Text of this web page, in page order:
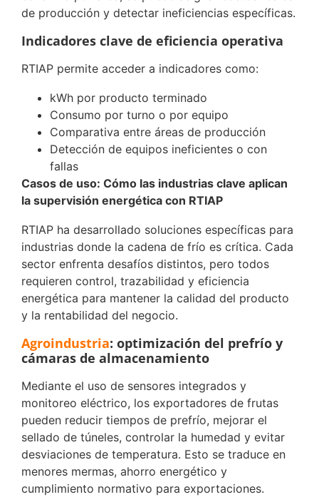
de producción y detectar ineficiencias específicas.
Indicadores clave de eficiencia operativa
RTIAP permite acceder a indicadores como:
kWh por producto terminado
Consumo por turno o por equipo
Comparativa entre áreas de producción
Detección de equipos ineficientes o con
fallas
Casos de uso: Cómo las industrias clave aplican
la supervisión energética con RTIAP
RTIAP ha desarrollado soluciones específicas para
industrias donde la cadena de frío es crítica. Cada
sector enfrenta desafíos distintos, pero todos
requieren control, trazabilidad y eficiencia
energética para mantener la calidad del producto
y la rentabilidad del negocio.
Agroindustria: optimización del prefrío y
cámaras de almacenamiento
Mediante el uso de sensores integrados y
monitoreo eléctrico, los exportadores de frutas
pueden reducir tiempos de prefrío, mejorar el
sellado de túneles, controlar la humedad y evitar
desviaciones de temperatura. Esto se traduce en
menores mermas, ahorro energético y
cumplimiento normativo para exportaciones.